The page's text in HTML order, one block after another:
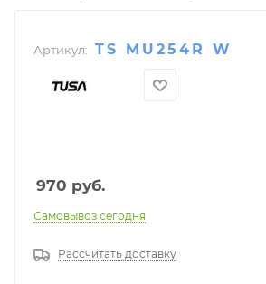
Артикул: TS MU254R W
970 руб.
Самовывоз сегодня
Рассчитать доставку